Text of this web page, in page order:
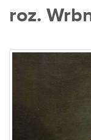
roz.